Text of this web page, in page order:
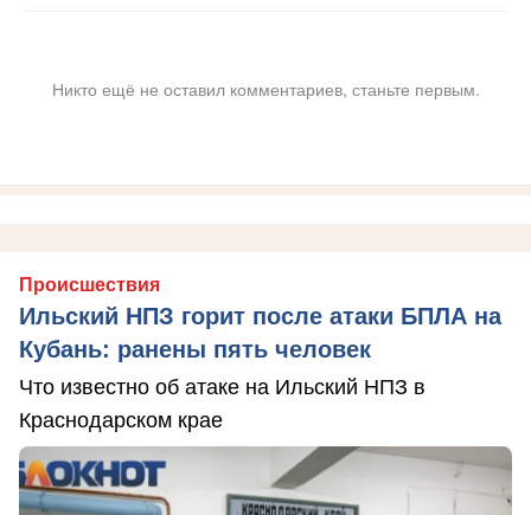
Никто ещё не оставил комментариев, станьте первым.
Происшествия
Ильский НПЗ горит после атаки БПЛА на
Кубань: ранены пять человек
Что известно об атаке на Ильский НПЗ в
Краснодарском крае